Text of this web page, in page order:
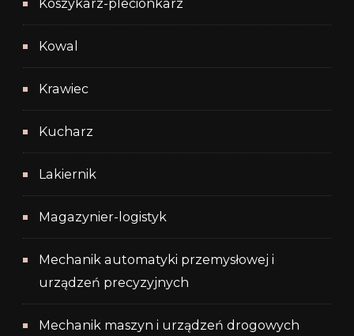
Koszykarz-plecionkarz
Kowal
Krawiec
Kucharz
Lakiernik
Magazynier-logistyk
Mechanik automatyki przemysłowej i
urządzeń precyzyjnych
Mechanik maszyn i urządzeń drogowych